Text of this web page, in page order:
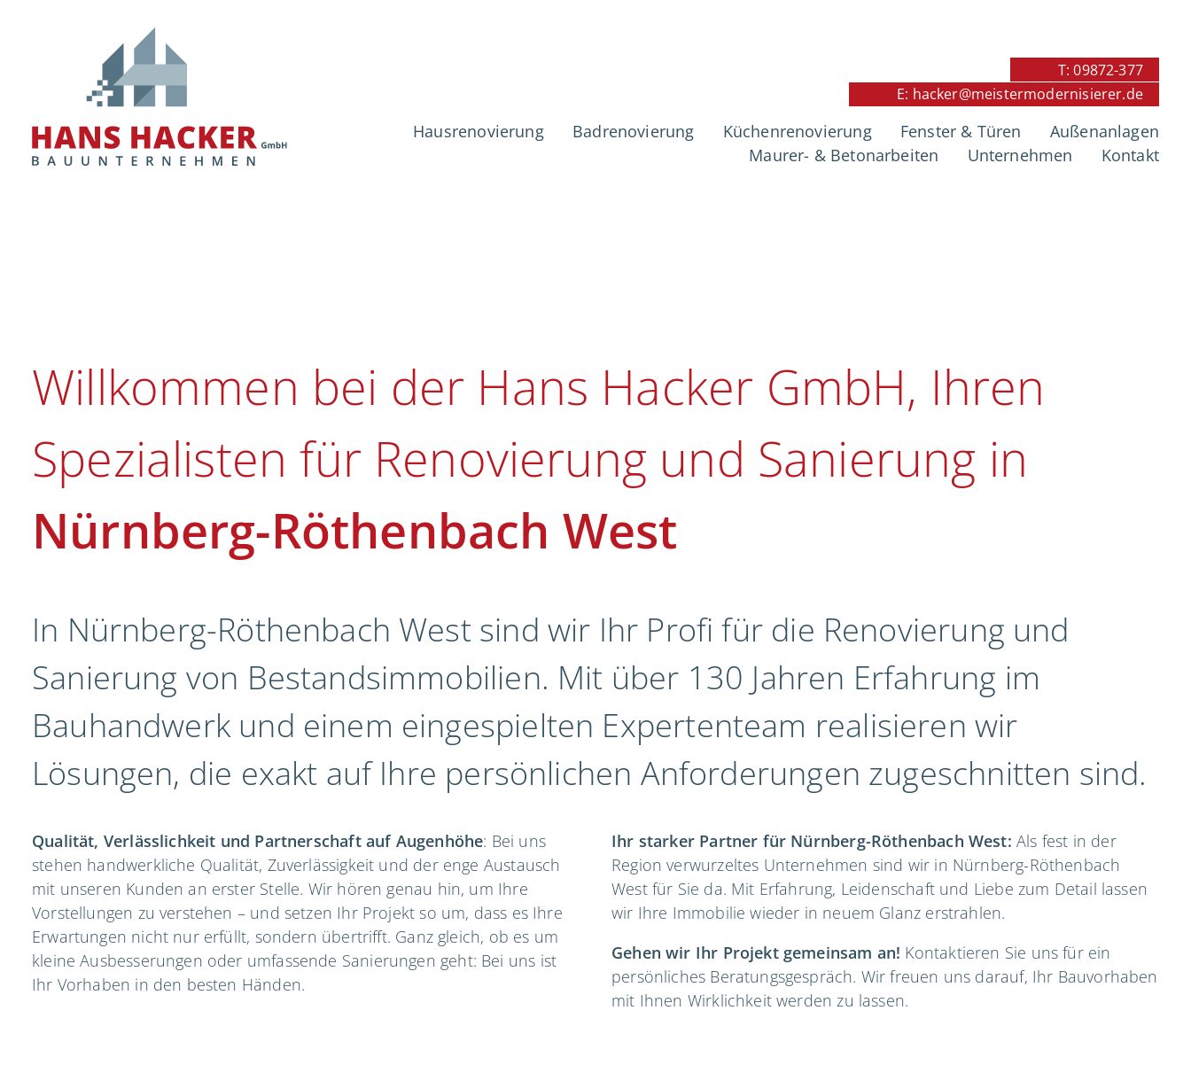
T: 09872-377
E: hacker@meistermodernisierer.de
Hausrenovierung Badrenovierung Küchenrenovierung Fenster & Türen
Außenanlagen
Maurer- & Betonarbeiten
Unternehmen Kontakt
Renovierung & Sanierung in
Willkommen bei der Hans Hacker GmbH, Ihren
Spezialisten für Renovierung und Sanierung in
Nürnberg-Röthenbach West
In Nürnberg-Röthenbach West sind wir Ihr Profi für die Renovierung und
Sanierung von Bestandsimmobilien. Mit über 130 Jahren Erfahrung im
Bauhandwerk und einem eingespielten Expertenteam realisieren wir
Lösungen, die exakt auf Ihre persönlichen Anforderungen zugeschnitten sind.
Qualität, Verlässlichkeit und Partnerschaft auf Augenhöhe: Bei uns
stehen handwerkliche Qualität, Zuverlässigkeit und der enge Austausch
mit unseren Kunden an erster Stelle. Wir hören genau hin, um Ihre
Vorstellungen zu verstehen – und setzen Ihr Projekt so um, dass es Ihre
Erwartungen nicht nur erfüllt, sondern übertrifft. Ganz gleich, ob es um
kleine Ausbesserungen oder umfassende Sanierungen geht: Bei uns ist
Ihr Vorhaben in den besten Händen.
Ihr starker Partner für Nürnberg-Röthenbach West: Als fest in der
Region verwurzeltes Unternehmen sind wir in Nürnberg-Röthenbach
West für Sie da. Mit Erfahrung, Leidenschaft und Liebe zum Detail lassen
wir Ihre Immobilie wieder in neuem Glanz erstrahlen.
Gehen wir Ihr Projekt gemeinsam an! Kontaktieren Sie uns für ein
persönliches Beratungsgespräch. Wir freuen uns darauf, Ihr Bauvorhaben
mit Ihnen Wirklichkeit werden zu lassen.